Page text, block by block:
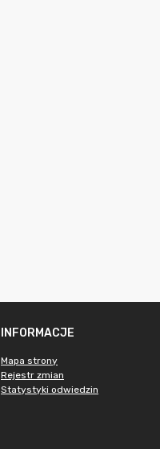
INFORMACJE
Mapa strony
Rejestr zmian
Statystyki odwiedzin